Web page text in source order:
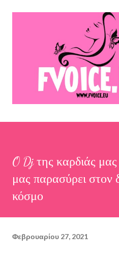
Μετάβαση στο
O Dj της καρδιάς
μας παρασύρει στον
κόσμο
Φεβρουαρίου 27, 2021